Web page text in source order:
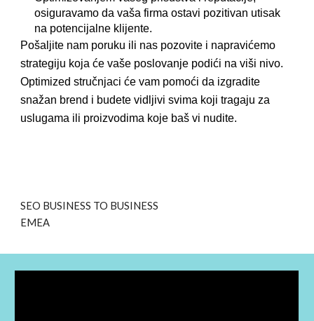
osiguravamo da vaša firma ostavi pozitivan utisak
na potencijalne klijente.
Pošaljite nam poruku ili nas pozovite i napravićemo
strategiju koja će vaše poslovanje podići na viši nivo.
Optimized stručnjaci će vam pomoći da izgradite
snažan brend i budete vidljivi svima koji tragaju za
uslugama ili proizvodima koje baš vi nudite.
SEO BUSINESS TO BUSINESS
EMEA